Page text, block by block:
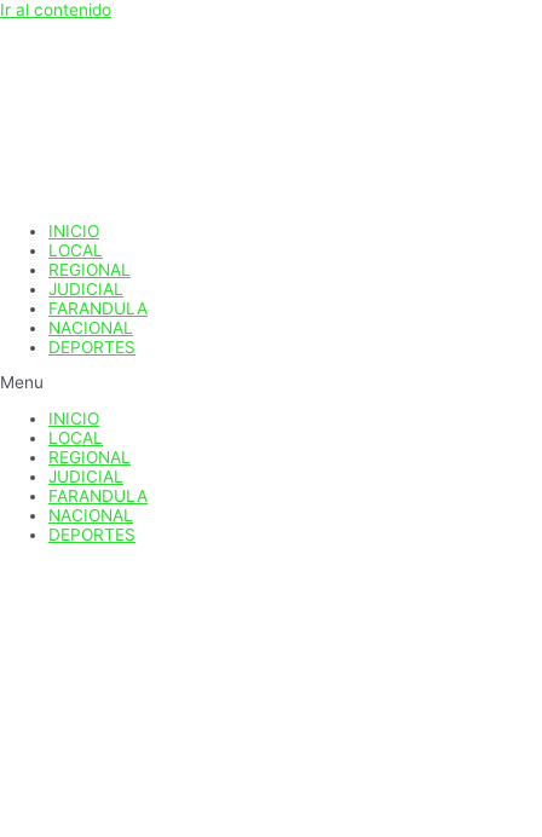
Ir al contenido
INICIO
LOCAL
REGIONAL
JUDICIAL
FARANDULA
NACIONAL
DEPORTES
Menu
INICIO
LOCAL
REGIONAL
JUDICIAL
FARANDULA
NACIONAL
DEPORTES